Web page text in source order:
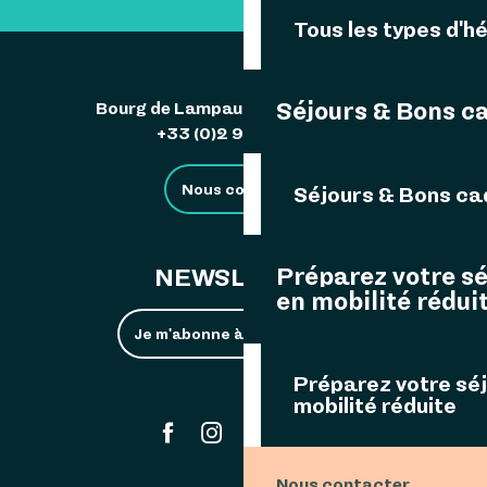
Tous les types
Séjours & Bons
Séjours & Bons
Préparez votre
en mobilité
Préparez votre
mobilité réduite
Bourg de Lampaul 29242 Ouessant
+33 (0)2 98 48 85 83
Nous contacter
NEWSLETTER
Je m'abonne à la newsletter